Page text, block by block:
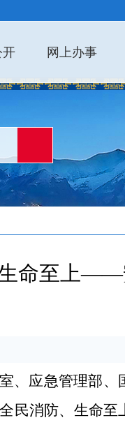
开 网上办事
生命至上
、应急管理部、
全民消防、生命